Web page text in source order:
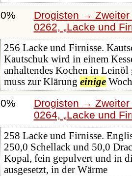
0%
Drogisten →
0262,
Lacke und
256 Lacke und Firnisse.
Kautschuk wird in einem
anhaltendes Kochen in Leinöl
muss zur Klärung einige
0%
Drogisten →
0264,
Lacke und
258 Lacke und Firnisse.
250,0 Schellack und 50,0
Kopal, fein gepulvert und in
ausgesetzt, in der Wärme